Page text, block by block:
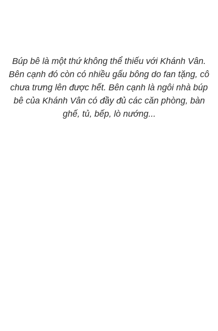
Búp bê là một thứ không thể thiếu với Khánh Vân.
Bên cạnh đó còn có nhiều gấu bông do fan tặng, cô
chưa trưng lên được hết. Bên cạnh là ngôi nhà búp
bê của Khánh Vân có đầy đủ các căn phòng, bàn
ghế, tủ, bếp, lò nướng...